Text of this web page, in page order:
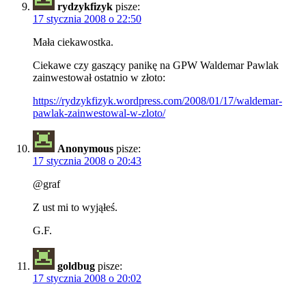
rydzykfizyk pisze:
17 stycznia 2008 o 22:50
Mała ciekawostka.
Ciekawe czy gaszący panikę na GPW Waldemar Pawlak
zainwestował ostatnio w złoto:
https://rydzykfizyk.wordpress.com/2008/01/17/waldemar-
pawlak-zainwestowal-w-zloto/
Anonymous pisze:
17 stycznia 2008 o 20:43
@graf
Z ust mi to wyjąłeś.
G.F.
goldbug pisze:
17 stycznia 2008 o 20:02